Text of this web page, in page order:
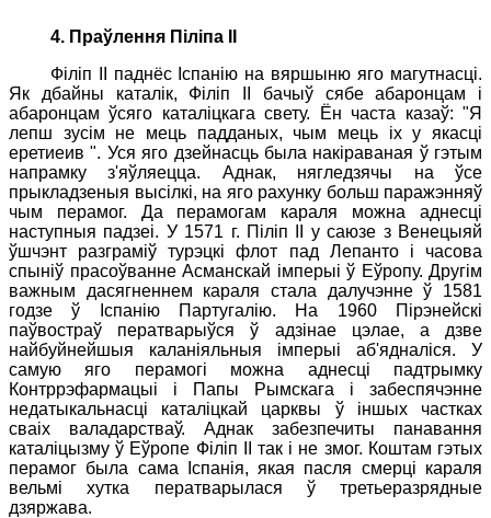
4. Праўлення Піліпа II
Філіп
паднёс Іспанію на вяршыню яго магутнасці.
Як дбайны каталік, Філіп
бачыў сябе абаронцам і
абаронцам ўсяго каталіцкага свету.
Ён часта казаў: "Я
лепш зусім не мець падданых, чым мець іх у якасці
еретиеив ". Уся яго дзейнасць была накіраваная ў гэтым
напрамку з'яўляецца. Аднак, нягледзячы на ўсе
прыкладзеныя высілкі, на яго рахунку больш паражэнняў
чым перамог. Да перамогам караля можна аднесці
наступныя падзеі. У 1571 г. Піліп
у саюзе з Венецыяй
ўшчэнт разграміў турэцкі флот пад Лепанто і часова
спыніў прасоўванне Асманскай імперыі ў Еўропу. Другім
важным дасягненнем караля стала далучэнне ў 1581
годзе ў Іспанію Партугалію. На 1960 Пірэнейскі
паўвостраў ператварыўся ў адзінае цэлае, а дзве
найбуйнейшыя каланіяльныя імперыі аб'ядналіся. У
самую яго перамогі можна аднесці падтрымку
Контррэфармацыі і Папы Рымскага і забеспячэнне
недатыкальнасці каталіцкай царквы ў іншых частках
сваіх валадарстваў. Аднак забезпечиты панавання
каталіцызму ў Еўропе Філіп II так і не змог. Коштам гэтых
перамог была сама Іспанія, якая пасля смерці караля
вельмі хутка ператварылася ў третьеразрядные
дзяржава.